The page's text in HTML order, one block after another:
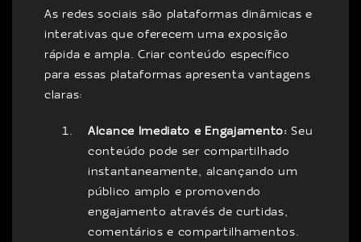
As redes sociais são plataformas dinâmicas e
interativas que oferecem uma exposição
rápida e ampla. Criar conteúdo específico
para essas plataformas apresenta vantagens
claras:
Alcance Imediato e Engajamento: Seu
conteúdo pode ser compartilhado
instantaneamente, alcançando um
público amplo e promovendo
engajamento através de curtidas,
comentários e compartilhamentos.